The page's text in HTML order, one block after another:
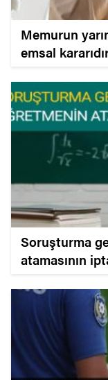
Memurun
emsal
Soruşturma
atamasının